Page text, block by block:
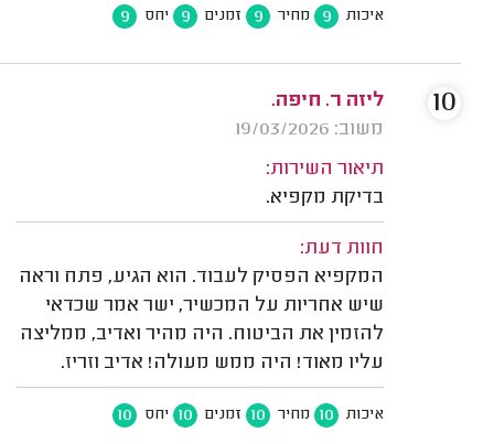
איכות 9 מחיר 9 זמנים 9 יחס 9
ליזה ר. חיפה.
משוב: 19/03/2026
תיאור השירות:
בדיקת מקפיא.
חוות דעת:
המקפיא הפסיק לעבוד. הוא הגיע, פתח וראה
שיש אחריות על המכשיר, ישר אמר שכדאי
להזמין את הביטוח. היה מהיר ואדיב, ממליצה
עליו מאוד! היה ממש מעולה! אדיב וזריז.
איכות 10 מחיר 10 זמנים 10 יחס 10
10